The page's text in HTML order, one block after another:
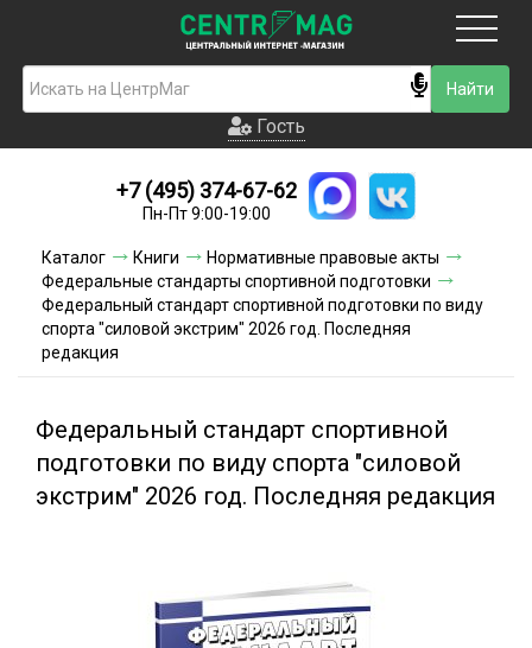
Гость
Новинки
Условия доставки
Условия оплаты
Гость
+7 (495) 374-67-62
Пн-Пт 9:00-19:00
Каталог Книги
Нормативные правовые акты
Федеральные стандарты спортивной подготовки
Федеральный стандарт спортивной подготовки по виду
спорта "силовой экстрим" 2026 год. Последняя
редакция
Федеральный стандарт спортивной
подготовки по виду спорта "силовой
экстрим" 2026 год. Последняя редакция